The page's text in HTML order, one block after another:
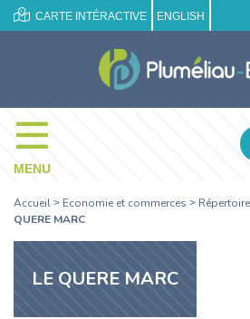
CARTE INTÉRACTIVE ENGLISH
MENU
Accueil > Economie et commerces >
QUERE MARC
LE QUERE MARC